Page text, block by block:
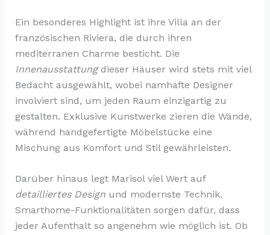
Ein besonderes Highlight ist ihre Villa an der
französischen Riviera, die durch ihren
mediterranen Charme besticht. Die
Innenausstattungdieser Häuser wird stets mit viel
Bedacht ausgewählt, wobei namhafte Designer
involviert sind, um jeden Raum einzigartig zu
gestalten. Exklusive Kunstwerke zieren die Wände,
während handgefertigte Möbelstücke eine
Mischung aus Komfort und Stil gewährleisten.
Darüber hinaus legt Marisol viel Wert auf
detailliertes Designund modernste Technik.
Smarthome-Funktionalitäten sorgen dafür, dass
jeder Aufenthalt so angenehm wie möglich ist. Ob